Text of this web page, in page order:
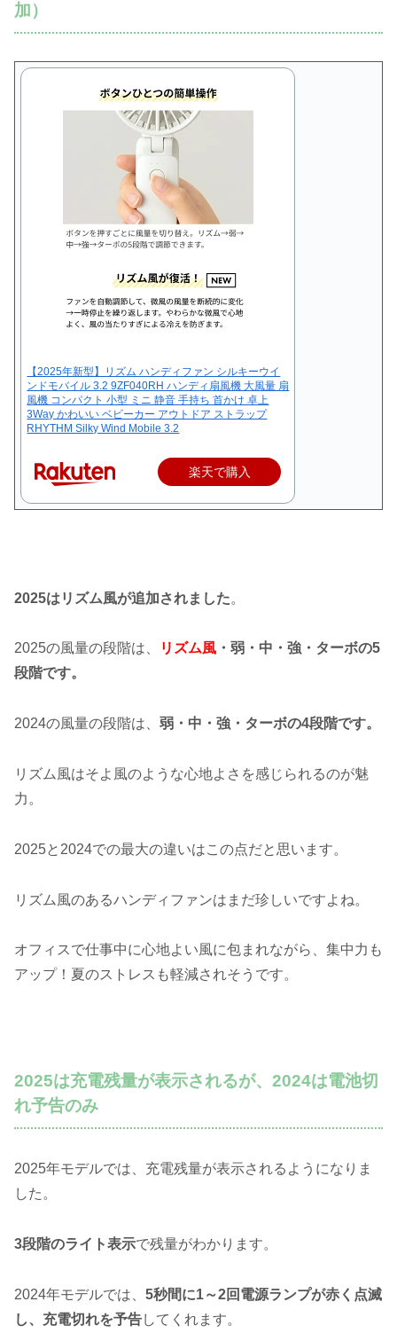
加）
【2025年新型】リズム ハンディファン シルキーウイ
ンドモバイル 3.2 9ZF040RH ハンディ扇風機 大風量 扇
風機 コンパクト 小型 ミニ 静音 手持ち 首かけ 卓上
3Way かわいい ベビーカー アウトドア ストラップ
RHYTHM Silky Wind Mobile 3.2
楽天で購入
2025はリズム風が追加されました。
2025の風量の段階は、 リズム風 ・弱・中・強・ターボの5
段階です。
2024の風量の段階は、 弱・中・強・ターボの4段階です。
リズム風はそよ風のような心地よさを感じられるのが魅
力。
2025と2024での最大の違いはこの点だと思います。
リズム風のあるハンディファンはまだ珍しいですよね。
オフィスで仕事中に心地よい風に包まれながら、集中力も
アップ！夏のストレスも軽減されそうです。
2025は充電残量が表示されるが、2024は電池切
れ予告のみ
2025年モデルでは、充電残量が表示されるようになりま
した。
3段階のライト表示で残量がわかります。
2024年モデルでは、 5秒間に1～2回電源ランプが赤く点滅
し、充電切れを予告してくれます。